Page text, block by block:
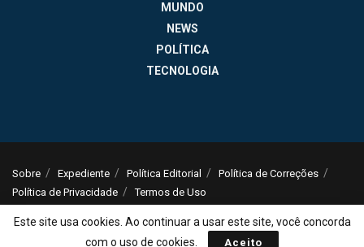
MUNDO
NEWS
POLÍTICA
TECNOLOGIA
Sobre Expediente Política Editorial
Política de Correções
Política de Privacidade
Termos de Uso
© 2025Jornal da Tarde
- Notícias do Brasil e do mundo - ISSN: 1516-294X -
Este site usa cookies. Ao continuar a usar este site, você concorda
com o uso de cookies.
Aceito